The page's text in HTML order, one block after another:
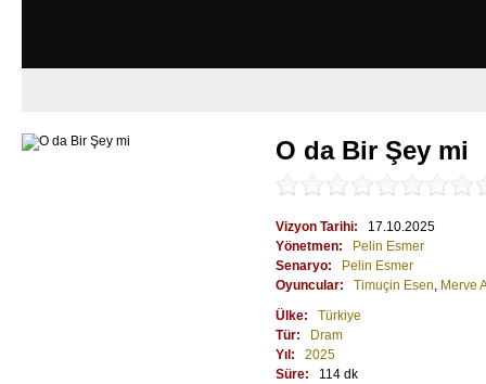
O da Bir Şey mi
Vizyon Tarihi:
17.10.2025
Yönetmen:
Pelin Esmer
Senaryo:
Pelin Esmer
Oyuncular:
Timuçin Esen, Merve
Ülke:
Türkiye
Tür:
Dram
Yıl:
2025
Süre:
114 dk